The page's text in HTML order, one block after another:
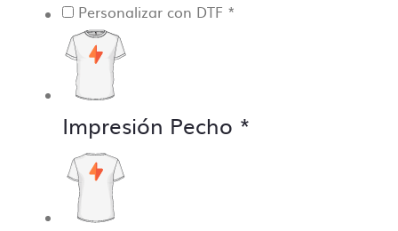
Personalizar con DTF *
Impresión Pecho *